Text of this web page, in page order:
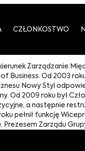
CZŁONKOSTWO
Zarządzanie
Business. Od 2003
Nowy Styl
Od 2009 roku był
a następnie
pełnił funkcję
Zarządu